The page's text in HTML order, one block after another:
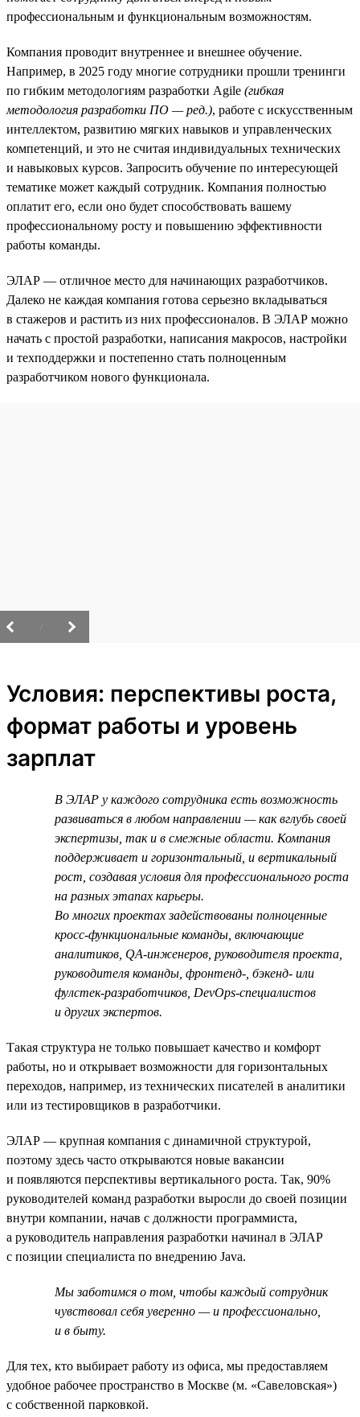
профессиональным и функциональным возможностям.
Компания проводит внутреннее и внешнее обучение.
Например, в 2025 году многие сотрудники прошли тренинги
по гибким методологиям разработки Agile (гибкая
методология разработки ПО — ред.), работе с искусственным
интеллектом, развитию мягких навыков и управленческих
компетенций, и это не считая индивидуальных технических
и навыковых курсов. Запросить обучение по интересующей
тематике может каждый сотрудник. Компания полностью
оплатит его, если оно будет способствовать вашему
профессиональному росту и повышению эффективности
работы команды.
ЭЛАР — отличное место для начинающих разработчиков.
Далеко не каждая компания готова серьезно вкладываться
в стажеров и растить из них профессионалов. В ЭЛАР можно
начать с простой разработки, написания макросов, настройки
и техподдержки и постепенно стать полноценным
разработчиком нового функционала.
Условия: перспективы роста,
формат работы и уровень
зарплат
В ЭЛАР у каждого сотрудника есть возможность
развиваться в любом направлении — как вглубь своей
экспертизы, так и в смежные области. Компания
поддерживает и горизонтальный, и вертикальный
рост, создавая условия для профессионального роста
на разных этапах карьеры.
Во многих проектах задействованы полноценные
кросс-функциональные команды, включающие
аналитиков, QA-инженеров, руководителя проекта,
руководителя команды, фронтенд-, бэкенд- или
фулстек-разработчиков, DevOps-специалистов
и других экспертов.
Такая структура не только повышает качество и комфорт
работы, но и открывает возможности для горизонтальных
переходов, например, из технических писателей в аналитики
или из тестировщиков в разработчики.
ЭЛАР — крупная компания с динамичной структурой,
поэтому здесь часто открываются новые вакансии
и появляются перспективы вертикального роста. Так, 90%
руководителей команд разработки выросли до своей позиции
внутри компании, начав с должности программиста,
а руководитель направления разработки начинал в ЭЛАР
с позиции специалиста по внедрению Java.
Мы заботимся о том, чтобы каждый сотрудник
чувствовал себя уверенно — и профессионально,
и в быту.
Для тех, кто выбирает работу из офиса, мы предоставляем
удобное рабочее пространство в Москве (м. «Савеловская»)
с собственной парковкой.